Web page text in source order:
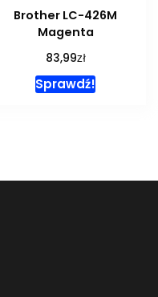
Brother LC-426M
Magenta
83,99zł
Sprawdź!